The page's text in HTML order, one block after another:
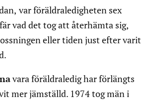
var föräldraledigheten sex
vad det tog att återhämta sig,
eller tiden just efter varit
vara föräldraledig har förlängts
mer jämställd. 1974 tog män i